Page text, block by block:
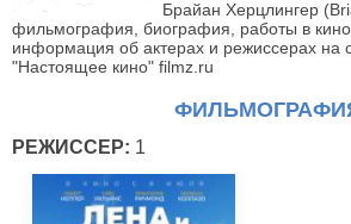
Брайан Херцлингер
фильмография, биография, работы в
информация об актерах и режиссерах на
"Настоящее кино" filmz.ru
РЕЖИССЕР: 1